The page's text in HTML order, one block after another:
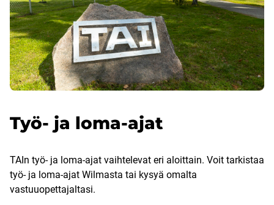
Työ- ja loma-ajat
TAIn työ- ja loma-ajat vaihtelevat eri aloittain. Voit tarkistaa
työ- ja loma-ajat Wilmasta tai kysyä omalta
vastuuopettajaltasi.